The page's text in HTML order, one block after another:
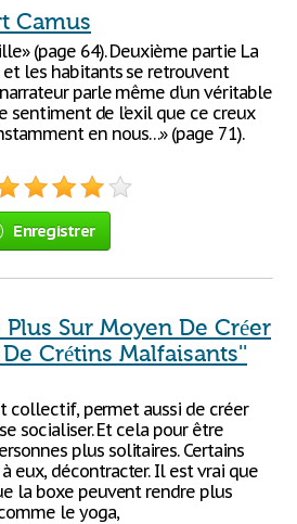
Camus
(page 64). Deuxième partie La
les habitants se retrouvent
parle même d’un véritable
sentiment de l’exil que ce creux
en nous…» (page 71).
Enregistrer
Plus Sur Moyen De Créer
Crétins Malfaisants''
collectif, permet aussi de créer
socialiser. Et cela pour être
plus solitaires. Certains
eux, décontracter. Il est vrai que
la boxe peuvent rendre plus
le yoga,